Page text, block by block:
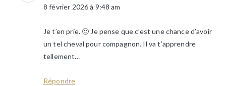
8 février 2026 à 9:48 am
Je t’en prie. 🙂 Je pense que c’est une chance d’avoir
un tel cheval pour compagnon. Il va t’apprendre
tellement…
Répondre